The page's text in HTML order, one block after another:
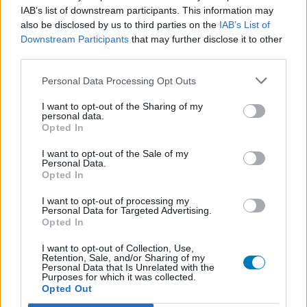
IAB’s list of downstream participants. This information may
also be disclosed by us to third parties on the IAB’s List of
Downstream Participants that may further disclose it to other
Personal Data Processing Opt Outs
I want to opt-out of the Sharing of my
personal data.
Opted In
I want to opt-out of the Sale of my
Personal Data.
Opted In
I want to opt-out of processing my
Personal Data for Targeted Advertising.
Opted In
I want to opt-out of Collection, Use,
Retention, Sale, and/or Sharing of my
Personal Data that Is Unrelated with the
Purposes for which it was collected.
Opted Out
Depressie - antidepressiva SSRI
Amoxicilline (646)
Wellbutrin XR (646)
Metformine (620)
Diabetes (suikerziekte) - orale middelen
Anticonceptie - overig
Lexapro (509)
Depressie - antidepressiva SSRI
Concerta (503)
Amlodipine (493)
Bloeddruk - calciumantagonisten
Amoxicilline / Clavulaanzuur (486)
Antibiotica - penicillines breedspectrum